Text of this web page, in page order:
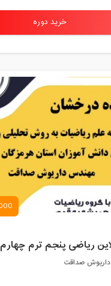
خرید دوره
داریوش صداقت